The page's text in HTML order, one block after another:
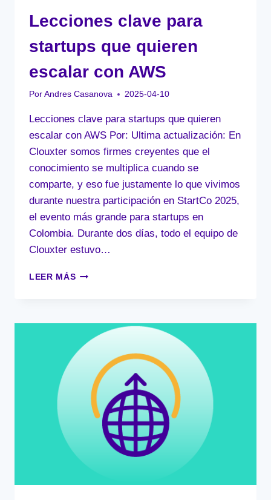
Lecciones clave para
startups que quieren
escalar con AWS
Por Andres Casanova 2025-04-10
Lecciones clave para startups que quieren
escalar con AWS Por: Ultima actualización: En
Clouxter somos firmes creyentes que el
conocimiento se multiplica cuando se
comparte, y eso fue justamente lo que vivimos
durante nuestra participación en StartCo 2025,
el evento más grande para startups en
Colombia. Durante dos días, todo el equipo de
Clouxter estuvo…
LEER MÁSLECCIONES
QUE
QUIEREN
ESCALAR